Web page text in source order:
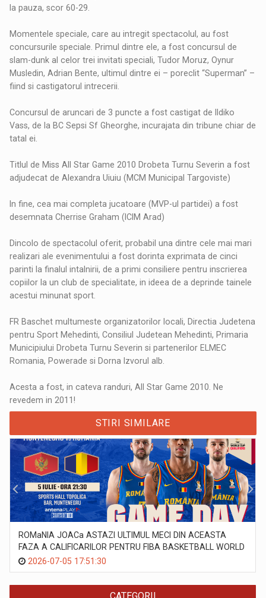
la pauza, scor 60-29.
Momentele speciale, care au intregit spectacolul, au fost
concursurile speciale. Primul dintre ele, a fost concursul de
slam-dunk al celor trei invitati speciali, Tudor Moruz, Oynur
Musledin, Adrian Bente, ultimul dintre ei – poreclit “Superman” –
fiind si castigatorul intrecerii.
Concursul de aruncari de 3 puncte a fost castigat de Ildiko
Vass, de la BC Sepsi Sf Gheorghe, incurajata din tribune chiar de
tatal ei.
Titlul de Miss All Star Game 2010 Drobeta Turnu Severin a fost
adjudecat de Alexandra Uiuiu (MCM Municipal Targoviste)
In fine, cea mai completa jucatoare (MVP-ul partidei) a fost
desemnata Cherrise Graham (ICIM Arad)
Dincolo de spectacolul oferit, probabil una dintre cele mai mari
realizari ale evenimentului a fost dorinta exprimata de cinci
parinti la finalul intalnirii, de a primi consiliere pentru inscrierea
copiilor la un club de specialitate, in ideea de a deprinde tainele
acestui minunat sport.
FR Baschet multumeste organizatorilor locali, Directia Judetena
pentru Sport Mehedinti, Consiliul Judetean Mehedinti, Primaria
Municipiului Drobeta Turnu Severin si partenerilor ELMEC
Romania, Powerade si Dorna Izvorul alb.
Acesta a fost, in cateva randuri, All Star Game 2010. Ne
revedem in 2011!
STIRI SIMILARE
ROMaNIA JOACa ASTAZI ULTIMUL MECI DIN ACEASTA
FAZA A CALIFICARILOR PENTRU FIBA BASKETBALL WORLD
CUP 2027
2026-07-05 17:51:30